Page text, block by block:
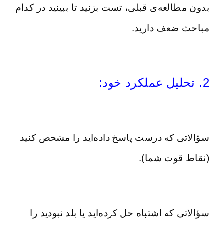
بدون مطالعه‌ی قبلی، تست بزنید تا ببینید در کدام
مباحث ضعف دارید.
2. تحلیل عملکرد خود:
سؤالاتی که درست پاسخ داده‌اید را مشخص کنید
(نقاط قوت شما).
سؤالاتی که اشتباه حل کرده‌اید یا بلد نبودید را